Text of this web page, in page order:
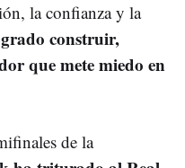
la confianza y la
construir,
que mete miedo en
de la